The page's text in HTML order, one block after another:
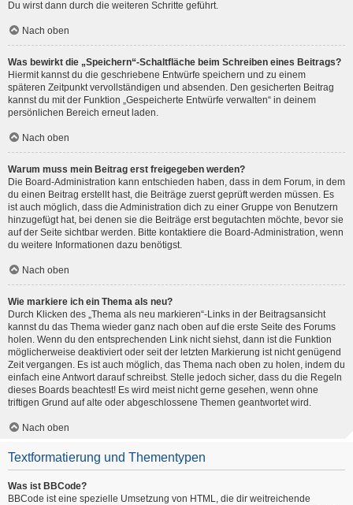
Du wirst dann durch die weiteren Schritte geführt.
Nach oben
Was bewirkt die „Speichern“-Schaltfläche beim Schreiben eines Beitrags?
Hiermit kannst du die geschriebene Entwürfe speichern und zu einem
späteren Zeitpunkt vervollständigen und absenden. Den gesicherten Beitrag
kannst du mit der Funktion „Gespeicherte Entwürfe verwalten“ in deinem
persönlichen Bereich erneut laden.
Nach oben
Warum muss mein Beitrag erst freigegeben werden?
Die Board-Administration kann entschieden haben, dass in dem Forum, in dem
du einen Beitrag erstellt hast, die Beiträge zuerst geprüft werden müssen. Es
ist auch möglich, dass die Administration dich zu einer Gruppe von Benutzern
hinzugefügt hat, bei denen sie die Beiträge erst begutachten möchte, bevor sie
auf der Seite sichtbar werden. Bitte kontaktiere die Board-Administration, wenn
du weitere Informationen dazu benötigst.
Nach oben
Wie markiere ich ein Thema als neu?
Durch Klicken des „Thema als neu markieren“-Links in der Beitragsansicht
kannst du das Thema wieder ganz nach oben auf die erste Seite des Forums
holen. Wenn du den entsprechenden Link nicht siehst, dann ist die Funktion
möglicherweise deaktiviert oder seit der letzten Markierung ist nicht genügend
Zeit vergangen. Es ist auch möglich, das Thema nach oben zu holen, indem du
einfach eine Antwort darauf schreibst. Stelle jedoch sicher, dass du die Regeln
dieses Boards beachtest! Es wird meist nicht gerne gesehen, wenn ohne
triftigen Grund auf alte oder abgeschlossene Themen geantwortet wird.
Nach oben
Textformatierung und Thementypen
Was ist BBCode?
BBCode ist eine spezielle Umsetzung von HTML, die dir weitreichende